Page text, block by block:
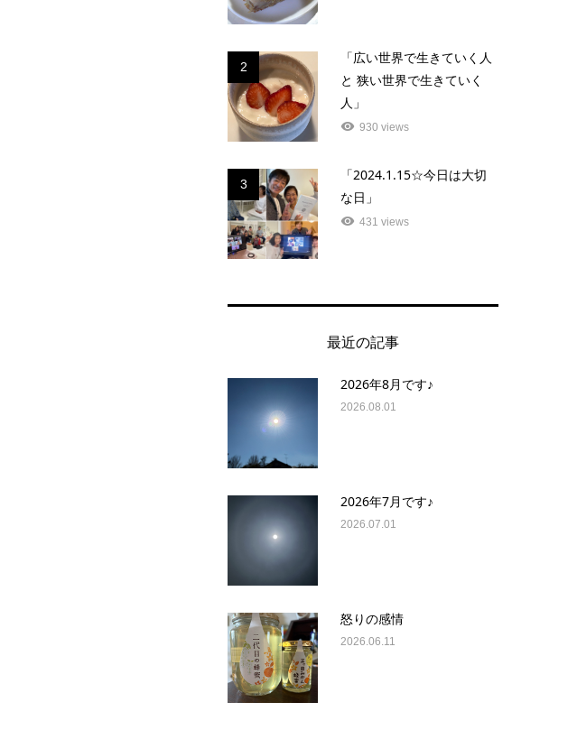
2
「広い世界で生きていく人
と 狭い世界で生きていく
人」
930 views
3
「2024.1.15☆今日は大切
な日」
431 views
最近の記事
2026年8月です♪
2026.08.01
2026年7月です♪
2026.07.01
怒りの感情
2026.06.11